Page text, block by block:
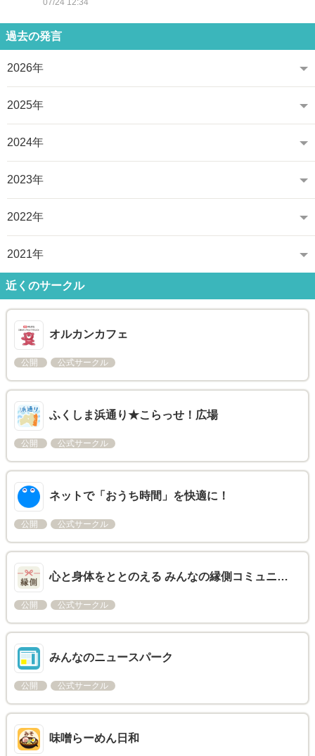
07/24 12:34
過去の発言
2026年
2025年
2024年
2023年
2022年
2021年
近くのサークル
オルカンカフェ
公開 公式サークル
ふくしま浜通り★こらっせ！広場
公開 公式サークル
ネットで「おうち時間」を快適に！
公開 公式サークル
心と身体をととのえる みんなの縁側コミュニ…
公開 公式サークル
みんなのニュースパーク
公開 公式サークル
味噌らーめん日和